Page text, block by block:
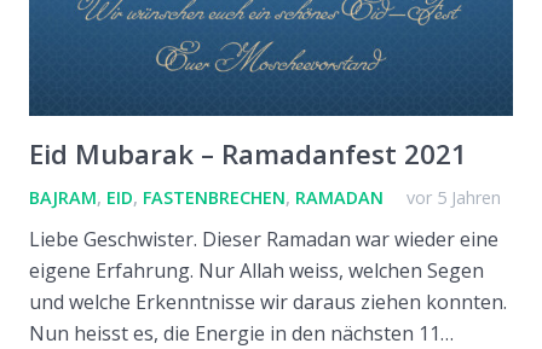
Eid Mubarak – Ramadanfest 2021
BAJRAM, EID, FASTENBRECHEN, RAMADAN vor 5 Jahren
Liebe Geschwister. Dieser Ramadan war wieder eine
eigene Erfahrung. Nur Allah weiss, welchen Segen
und welche Erkenntnisse wir daraus ziehen konnten.
Nun heisst es, die Energie in den nächsten 11…